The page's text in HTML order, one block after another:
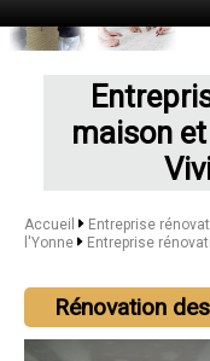
maison
Accueil
Entreprise
l'Yonne
Entreprise
Rénovation